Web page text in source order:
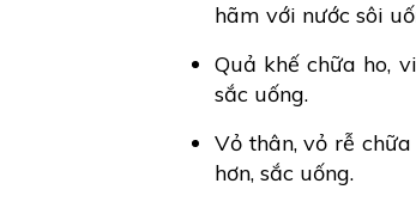
hãm với nước sôi
Quả khế chữa ho,
sắc uống.
Vỏ thân, vỏ rễ
hơn, sắc uống.